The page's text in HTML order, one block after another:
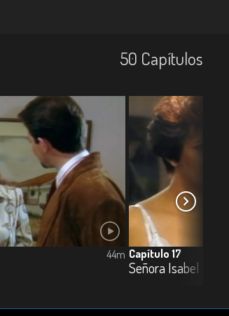
50 Capí­tulos
44m Capítulo 17
Señora Isabel -